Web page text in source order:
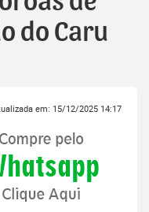
do Caru
em: 15/12/2025 14:17